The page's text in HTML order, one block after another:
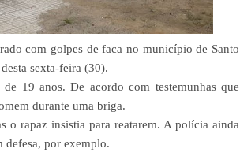
com golpes de faca no município de Santo
sexta-feira (30).
19 anos. De acordo com testemunhas que
durante uma briga.
o rapaz insistia para reatarem. A polícia ainda
defesa, por exemplo.